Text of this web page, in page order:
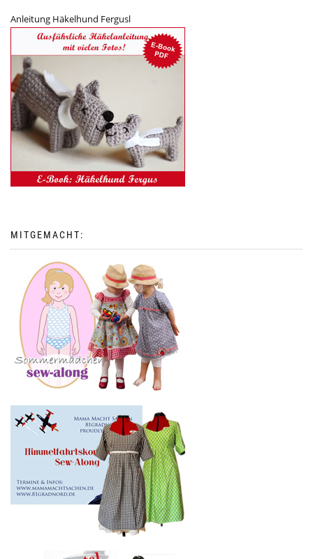
Anleitung Häkelhund Fergusl
MITGEMACHT: